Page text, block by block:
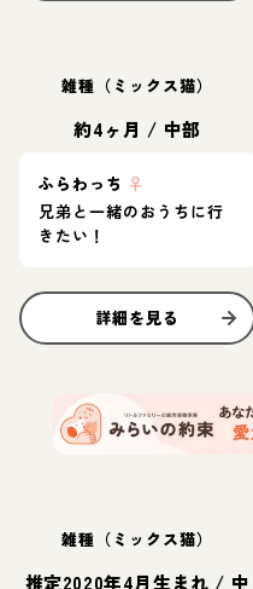
雑種（ミックス猫）
約4ヶ月 / 中部
ふらわっち ♀
兄弟と一緒のおうちに行
きたい！
詳細を見る
雑種（ミックス猫）
推定2020年4月生まれ / 中